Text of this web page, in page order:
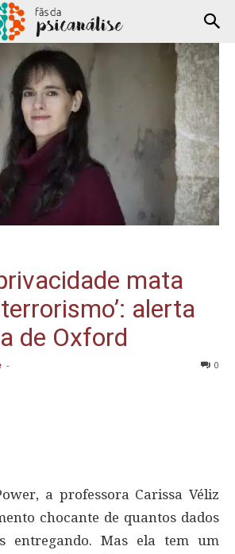
mata
alerta
de Oxford
- 0
a professora Carissa Véliz
chocante de quantos dados
entregando. Mas ela tem um